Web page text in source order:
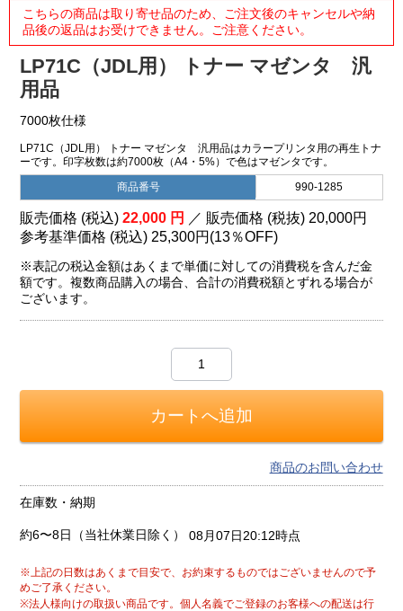
こちらの商品は取り寄せ品のため、ご注文後のキャンセルや納
品後の返品はお受けできません。ご注意ください。
LP71C（JDL用） トナー マゼンタ 汎
用品
7000枚仕様
LP71C（JDL用） トナー マゼンタ 汎用品はカラープリンタ用の再生トナ
ーです。印字枚数は約7000枚（A4・5%）で色はマゼンタです。
商品番号 990-1285
販売価格 (税込)22,000 円 ／ 販売価格 (税抜) 20,000円
参考基準価格 (税込) 25,300円 (13％OFF)
※表記の税込金額はあくまで単価に対しての消費税を含んだ金
額です。複数商品購入の場合、合計の消費税額とずれる場合が
ございます。
商品のお問い合わせ
在庫数・納期
約6〜8日（当社休業日除く） 08月07日20:12時点
※上記の日数はあくまで目安で、お約束するものではございませんので予
めご了承ください。
※法人様向けの取扱い商品です。個人名義でご登録のお客様への配送は行